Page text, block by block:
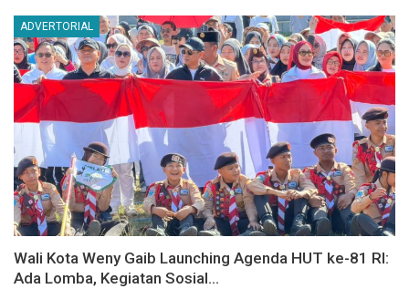
ADVERTORIAL
Wali Kota Weny Gaib Launching Agenda HUT ke-81 RI:
Ada Lomba, Kegiatan Sosial…